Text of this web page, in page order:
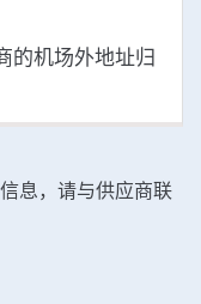
的机场外地址归
息，请与供应商联